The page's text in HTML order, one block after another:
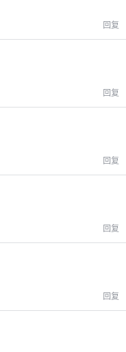
回复
回复
回复
回复
回复